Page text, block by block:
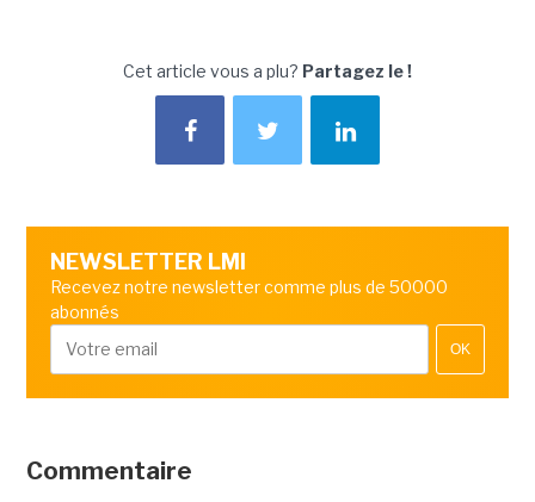
Cet article vous a plu? Partagez le !
NEWSLETTER LMI
Recevez notre newsletter comme plus de 50000
abonnés
OK
Commentaire